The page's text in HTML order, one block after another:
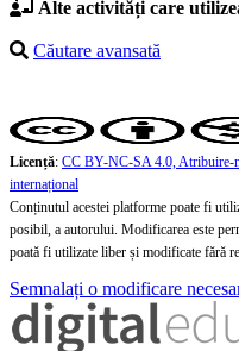
Alte activități care
Căutare avansată
Licență: CC BY-NC-SA 4.0, Atribuire-
internațional
Conținutul acestei platforme poate fi
posibil, a autorului. Modificarea este
poată fi utilizate liber și modificate fără
Semnalați o modificare